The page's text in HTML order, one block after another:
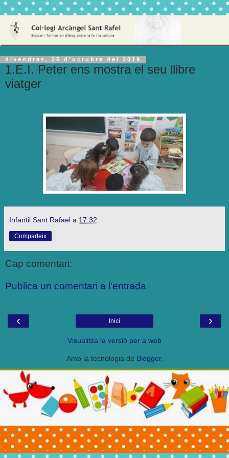
divendres, 25 d’octubre del 2019
1.E.I. Peter ens mostra el seu llibre
viatger
Infantil Sant Rafael a 17:32
Comparteix
Cap comentari:
Publica un comentari a l'entrada
‹ ›
Inici
Visualitza la versió per a web
Amb la tecnologia de Blogger.